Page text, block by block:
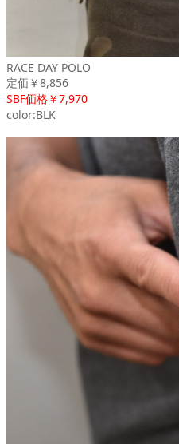
RACE DAY POLO
定価￥8,856
SBF価格￥7,970
color:BLK